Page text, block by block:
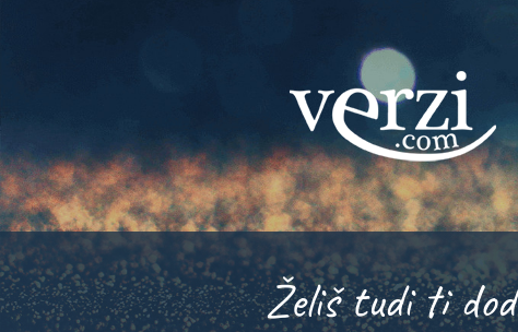
Želiš tudi ti